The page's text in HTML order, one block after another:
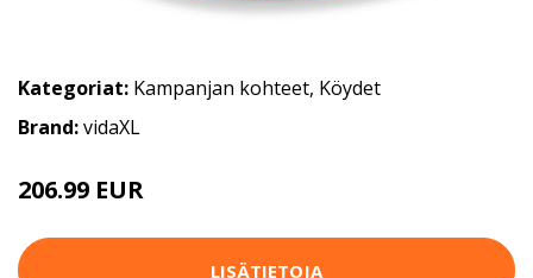
Kategoriat: Kampanjan kohteet, Köydet
Brand:vidaXL
206.99 EUR
LISÄTIETOJA